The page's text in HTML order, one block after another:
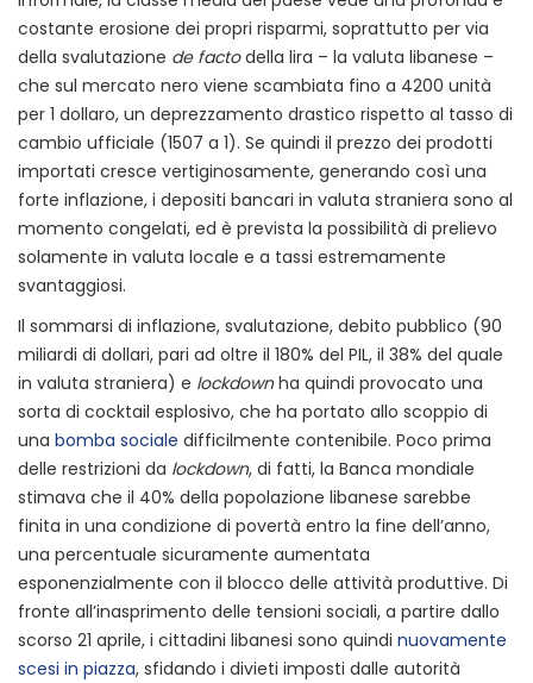
costante erosione dei propri risparmi, soprattutto per via
della svalutazione de factodella lira – la valuta libanese –
che sul mercato nero viene scambiata fino a 4200 unità
per 1 dollaro, un deprezzamento drastico rispetto al tasso di
cambio ufficiale (1507 a 1). Se quindi il prezzo dei prodotti
importati cresce vertiginosamente, generando così una
forte inflazione, i depositi bancari in valuta straniera sono al
momento congelati, ed è prevista la possibilità di prelievo
solamente in valuta locale e a tassi estremamente
svantaggiosi.
Il sommarsi di inflazione, svalutazione, debito pubblico (90
miliardi di dollari, pari ad oltre il 180% del PIL, il 38% del quale
in valuta straniera) e lockdownha quindi provocato una
sorta di cocktail esplosivo, che ha portato allo scoppio di
una bomba sociale difficilmente contenibile. Poco prima
delle restrizioni da lockdown, di fatti, la Banca mondiale
stimava che il 40% della popolazione libanese sarebbe
finita in una condizione di povertà entro la fine dell’anno,
una percentuale sicuramente aumentata
esponenzialmente con il blocco delle attività produttive. Di
fronte all’inasprimento delle tensioni sociali, a partire dallo
scorso 21 aprile, i cittadini libanesi sono quindi nuovamente
scesi in piazza, sfidando i divieti imposti dalle autorità